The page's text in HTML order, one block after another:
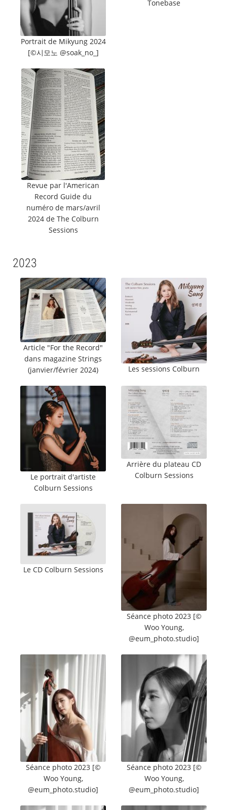
Portrait de Mikyung 2024
[©️시모노 @soak_no_]
Tonebase
Revue par l'American
Record Guide du
numéro de mars/avril
2024 de The Colburn
Sessions
2023
Article "For the Record"
dans magazine Strings
(janvier/février 2024)
Les sessions Colburn
Le portrait d'artiste
Colburn Sessions
Arrière du plateau CD
Colburn Sessions
Le CD Colburn Sessions
Séance photo 2023 [©
Woo Young,
@eum_photo.studio]
Séance photo 2023 [©
Woo Young,
@eum_photo.studio]
Séance photo 2023 [©
Woo Young,
@eum_photo.studio]